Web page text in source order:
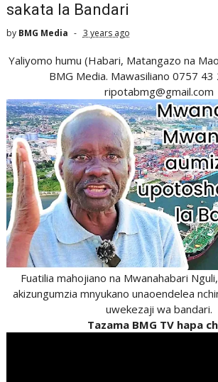
sakata la Bandari
by BMG Media 3 years ago
Yaliyomo humu (Habari, Matangazo na
BMG Media. Mawasiliano 0757 43
ripotabmg@gmail.com
Fuatilia mahojiano na Mwanahabari
akizungumzia mnyukano unaoendelea
uwekezaji wa bandari.
Tazama BMG TV hapa